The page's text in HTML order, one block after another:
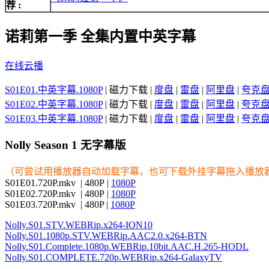
荐 :
诺莉第一季 全集内置中英字幕
在线云播
S01E01.中英字幕.1080P| 磁力下载 | 度盘 | 雷盘 | 阿里盘 | 夸克
S01E02.中英字幕.1080P| 磁力下载 | 度盘 | 雷盘 | 阿里盘 | 夸克
S01E03.中英字幕.1080P| 磁力下载 | 度盘 | 雷盘 | 阿里盘 | 夸克
Nolly Season 1 无字幕版
（可尝试用播放器自动加载字幕，也可下载外挂字幕拖入播放
S01E01.720P.mkv | 480P | 1080P
S01E02.720P.mkv | 480P | 1080P
S01E03.720P.mkv | 480P | 1080P
Nolly.S01.STV.WEBRip.x264-ION10
Nolly.S01.1080p.STV.WEBRip.AAC2.0.x264-BTN
Nolly.S01.Complete.1080p.WEBRip.10bit.AAC.H.265-HODL
Nolly.S01.COMPLETE.720p.WEBRip.x264-GalaxyTV